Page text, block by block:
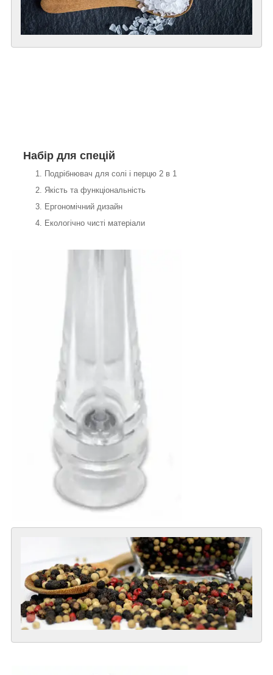
Набір для спецій
Подрібнювач для солі і перцю 2 в 1
Якість та функціональність
Ергономічний дизайн
Екологічно чисті матеріали